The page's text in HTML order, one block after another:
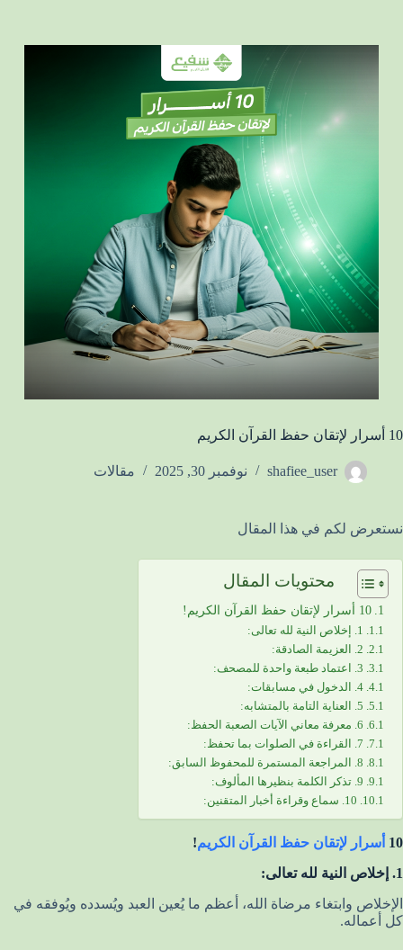
10 أسرار لإتقان حفظ القرآن الكريم
shafiee_user نوفمبر 30, 2025 مقالات
نستعرض لكم في هذا المقال
محتويات المقال
10 أسرار لإتقان حفظ القرآن الكريم!
1. إخلاص النية لله تعالى:
2. العزيمة الصادقة:
3. اعتماد طبعة واحدة للمصحف:
4. الدخول في مسابقات:
5. العناية التامة بالمتشابه:
6. معرفة معاني الآيات الصعبة الحفظ:
7. القراءة في الصلوات بما تحفظ:
8. المراجعة المستمرة للمحفوظ السابق:
9. تذكر الكلمة بنظيرها المألوف:
10. سماع وقراءة أخبار المتقنين:
10 أسرار لإتقان حفظ القرآن الكريم!
1. إخلاص النية لله تعالى:
الإخلاص وابتغاء مرضاة الله، أعظم ما يُعين العبد ويُسدده ويُوفقه في
كل أعماله.